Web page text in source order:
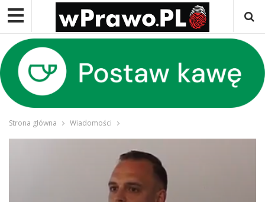
Strona główna Wiadomości